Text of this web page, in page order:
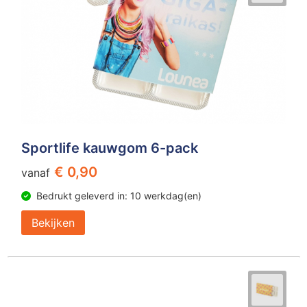
Sportlife kauwgom 6-pack
vanaf € 0,90
Bedrukt geleverd in: 10 werkdag(en)
Bekijken